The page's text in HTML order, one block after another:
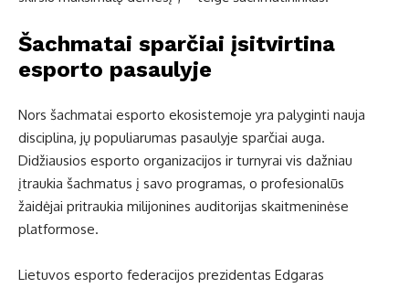
Šachmatai sparčiai įsitvirtina
esporto pasaulyje
Nors šachmatai esporto ekosistemoje yra palyginti nauja
disciplina, jų populiarumas pasaulyje sparčiai auga.
Didžiausios esporto organizacijos ir turnyrai vis dažniau
įtraukia šachmatus į savo programas, o profesionalūs
žaidėjai pritraukia milijonines auditorijas skaitmeninėse
platformose.
Lietuvos esporto federacijos prezidentas Edgaras